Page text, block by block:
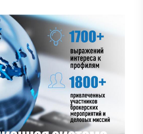
проект